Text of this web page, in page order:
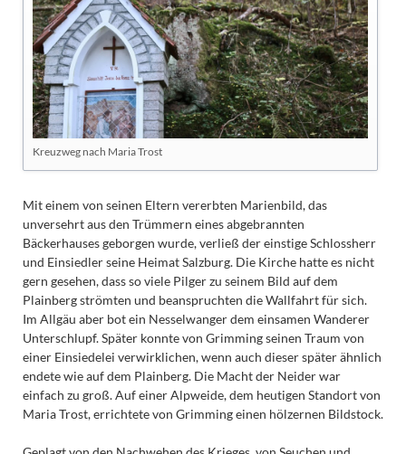
Kreuzweg nach Maria Trost
Mit einem von seinen Eltern vererbten Marienbild, das
unversehrt aus den Trümmern eines abgebrannten
Bäckerhauses geborgen wurde, verließ der einstige Schlossherr
und Einsiedler seine Heimat Salzburg. Die Kirche hatte es nicht
gern gesehen, dass so viele Pilger zu seinem Bild auf dem
Plainberg strömten und beanspruchten die Wallfahrt für sich.
Im Allgäu aber bot ein Nesselwanger dem einsamen Wanderer
Unterschlupf. Später konnte von Grimming seinen Traum von
einer Einsiedelei verwirklichen, wenn auch dieser später ähnlich
endete wie auf dem Plainberg. Die Macht der Neider war
einfach zu groß. Auf einer Alpweide, dem heutigen Standort von
Maria Trost, errichtete von Grimming einen hölzernen Bildstock.